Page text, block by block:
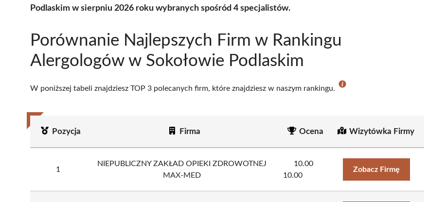
Podlaskim w sierpniu 2026 roku wybranych spośród 4 specjalistów.
Porównanie Najlepszych Firm w Rankingu
Alergologów w Sokołowie Podlaskim
W poniższej tabeli znajdziesz TOP 3 polecanych firm, które znajdziesz w naszym rankingu.
Pozycja Firma Ocena Wizytówka Firmy
1
NIEPUBLICZNY ZAKŁAD OPIEKI ZDROWOTNEJ
MAX-MED
10.00
10.00
Zobacz Firmę